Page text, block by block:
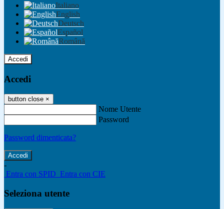
Italiano
English
Deutsch
Español
Română
Accedi
Accedi
button close ×
Nome Utente
Password
Password dimenticata?
-
Entra con SPID Entra con CIE
Seleziona utente